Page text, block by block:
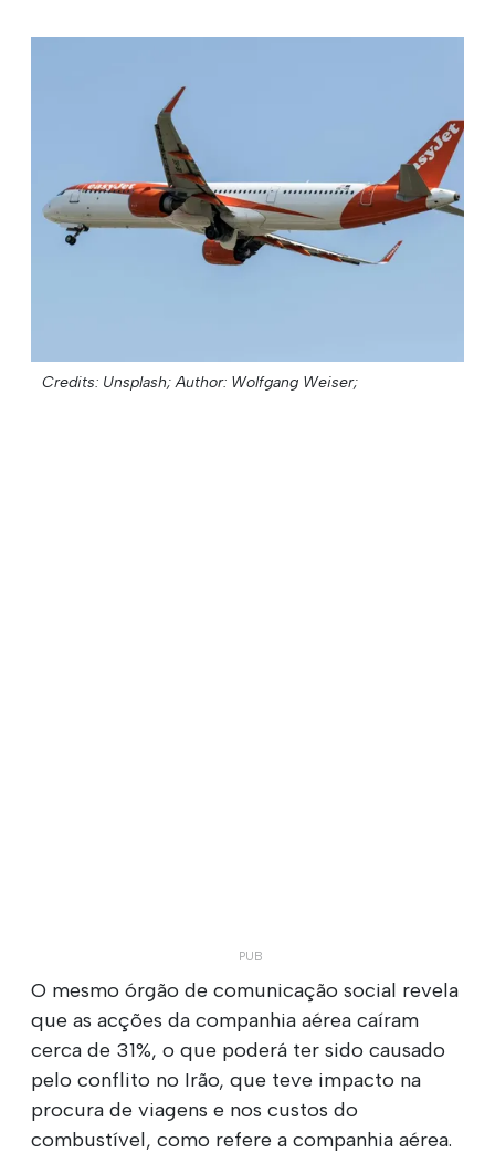
Credits: Unsplash; Author: Wolfgang Weiser;
O mesmo órgão de comunicação social revela
que as acções da companhia aérea caíram
cerca de 31%, o que poderá ter sido causado
pelo conflito no Irão, que teve impacto na
procura de viagens e nos custos do
combustível, como refere a companhia aérea.